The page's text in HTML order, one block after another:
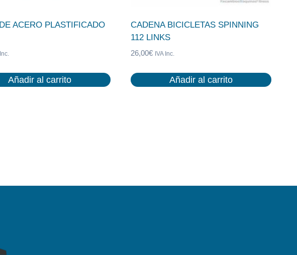
ACERO PLASTIFICADO
Añadir al carrito
CADENA BICICLETAS SPINNING
112 LINKS
26,00€ IVA Inc.
Añadir al carrito